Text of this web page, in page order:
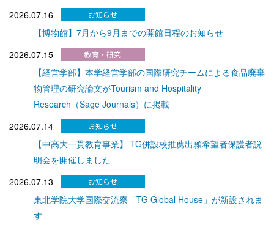
2026.07.16
【博物館】7月から9月までの開館日程のお知らせ
2026.07.15
【経営学部】本学経営学部の国際研究チームによる食品廃棄
物管理の研究論文がTourism and Hospitality
Research（Sage Journals）に掲載
2026.07.14
【中高大一貫教育事業】 TG併設校推薦出願希望者保護者説
明会を開催しました
2026.07.13
東北学院大学国際交流寮「TG Global House」が新設されま
す